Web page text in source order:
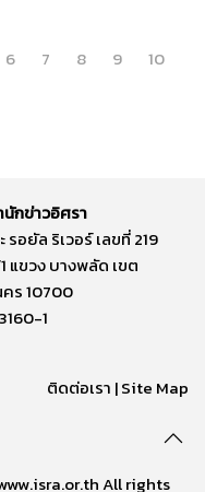
6 7 8 9
10
กข่าวอิศรา
รอยัล ริเวอร์ เลขที่ 219
ขวง บางพลัด เขต
ร 10700
1
ติดต่อเรา |Site Map
All rights